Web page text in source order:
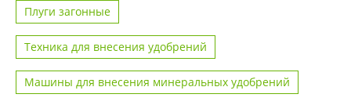
Плуги загонные
Техника для внесения удобрений
Машины для внесения минеральных удобрений